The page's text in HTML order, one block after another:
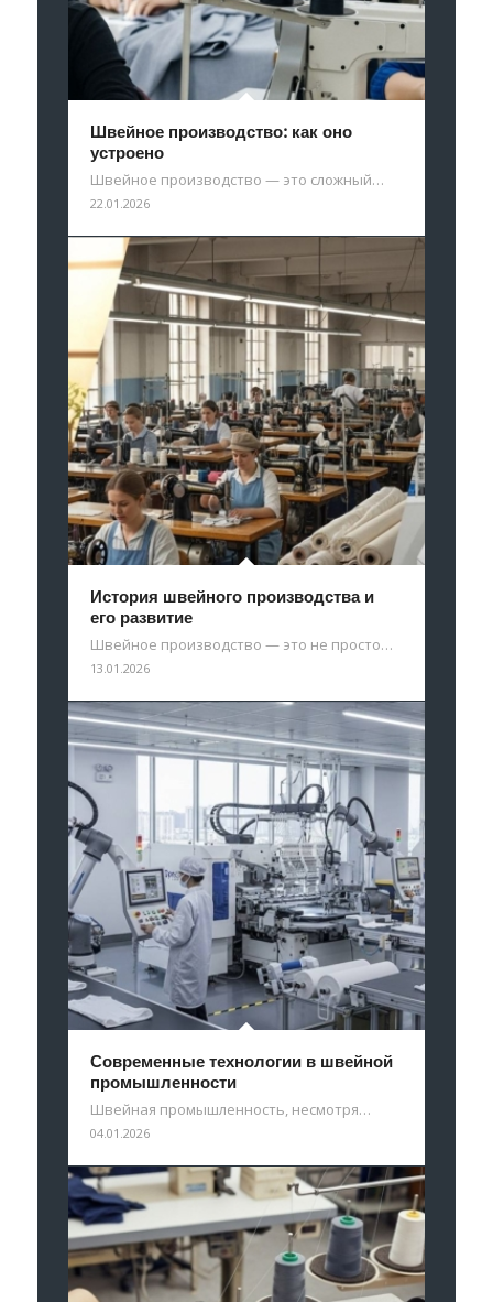
Швейное производство: как оно
устроено
Швейное производство — это сложный…
22.01.2026
История швейного производства и
его развитие
Швейное производство — это не просто…
13.01.2026
Современные технологии в швейной
промышленности
Швейная промышленность, несмотря…
04.01.2026